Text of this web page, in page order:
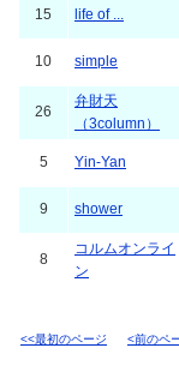
Simplicity
separate
15 life of ...
10 simple
26
弁財天
（3column）
5 Yin-Yan